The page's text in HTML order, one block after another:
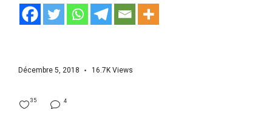
Décembre 5, 2018 16.7K Views
4
35